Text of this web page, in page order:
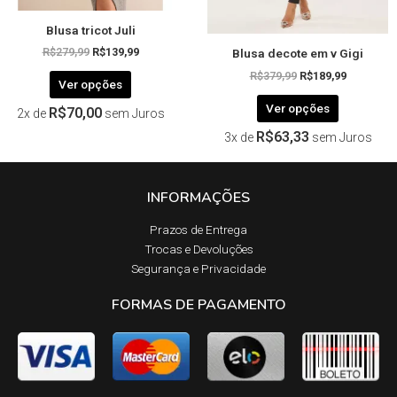
Blusa tricot Juli
R$279,99 R$139,99
Ver opções
página
do
produto
2x de R$70,00 sem Juros
Blusa decote em v Gigi
R$379,99 R$189,99
Ver opções
do
produto
3x de R$63,33 sem Juros
INFORMAÇÕES
Prazos de Entrega​
Trocas e Devoluções​
Segurança e Privacidade
FORMAS DE PAGAMENTO